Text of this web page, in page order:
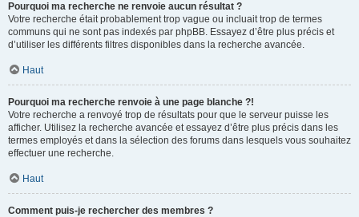
Pourquoi ma recherche ne renvoie aucun résultat ?
Votre recherche était probablement trop vague ou incluait trop de termes
communs qui ne sont pas indexés par phpBB. Essayez d’être plus précis et
d’utiliser les différents filtres disponibles dans la recherche avancée.
Haut
Pourquoi ma recherche renvoie à une page blanche ?!
Votre recherche a renvoyé trop de résultats pour que le serveur puisse les
afficher. Utilisez la recherche avancée et essayez d’être plus précis dans les
termes employés et dans la sélection des forums dans lesquels vous souhaitez
effectuer une recherche.
Haut
Comment puis-je rechercher des membres ?